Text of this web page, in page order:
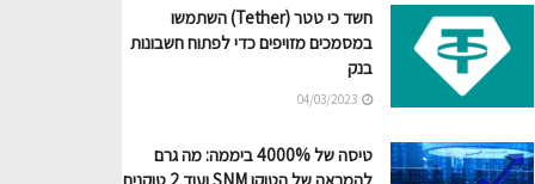
חשד כי טטר (Tether) השתמשו
במסמכים מזויפים כדי לפתוח חשבונות
בנק
טיסה של 4000% ביממה: מה גרם